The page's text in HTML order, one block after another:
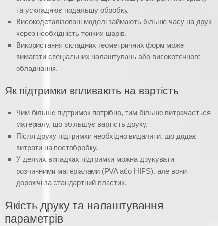
та ускладнює подальшу обробку.
Високодеталізовані моделі займають більше часу на друк
через необхідність тонких шарів.
Використання складних геометричних форм може
вимагати спеціальних налаштувань або високоточного
обладнання.
Як підтримки впливають на вартість
Чим більше підтримок потрібно, тим більше витрачається
матеріалу, що збільшує вартість друку.
Після друку підтримки необхідно видалити, що додає
витрати на постобробку.
У деяких випадках підтримки можна друкувати
розчинними матеріалами (PVA або HIPS), але вони
дорожчі за стандартний пластик.
Якість друку та налаштування
параметрів